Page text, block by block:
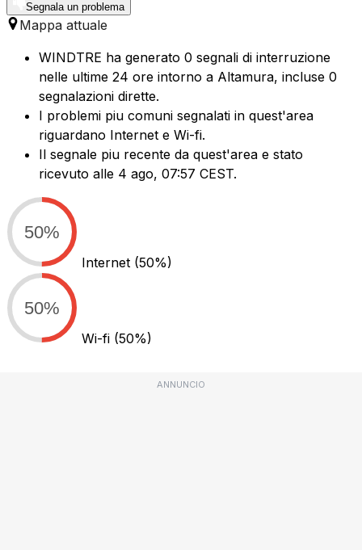
Segnala un problema
Mappa attuale
WINDTRE ha generato 0 segnali di interruzione
nelle ultime 24 ore intorno a Altamura, incluse 0
segnalazioni dirette.
I problemi piu comuni segnalati in quest'area
riguardano Internet e Wi-fi.
Il segnale piu recente da quest'area e stato
ricevuto alle 4 ago, 07:57 CEST.
50%
Internet (50%)
50%
Wi-fi (50%)
ANNUNCIO